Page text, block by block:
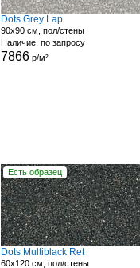
Dots Grey Lap
90x90 см, пол/стены
Наличие: по запросу
7866р/м²
Есть образец
Dots Multiblack Ret
60x120 см, пол/стены